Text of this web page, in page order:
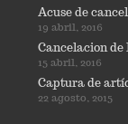
Acuse de
19 abril, 2016
Cancelacion
15 abril, 2016
Captura de
22 agosto, 2015